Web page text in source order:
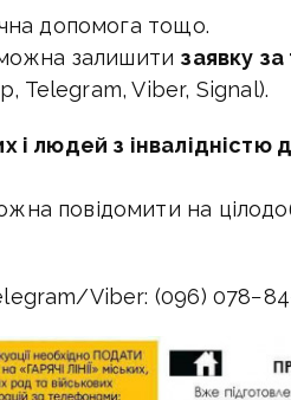
допомога тощо.
залишити заявку
Telegram, Viber, Signal).
і людей з інвалідністю
повідомити на
Viber: (096)